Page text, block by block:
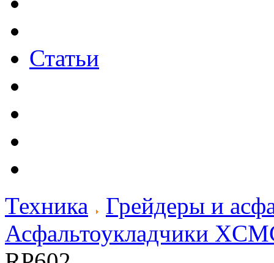
Статьи
Техника
Грейдеры и
Асфальтоукладчики